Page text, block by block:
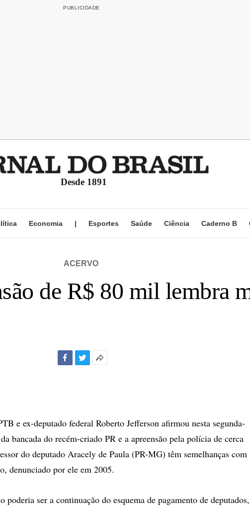
Desde 1891
Economia | Esportes Saúde Ciência Caderno B
ACERVO
de R$ 80 mil lembra
e ex-deputado federal Roberto Jefferson afirmou nesta segunda-
bancada do recém-criado PR e a apreensão pela polícia de cerca
do deputado Aracely de Paula (PR-MG) têm semelhanças com
denunciado por ele em 2005.
poderia ser a continuação do esquema de pagamento de deputados,